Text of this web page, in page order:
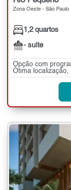
Zona Oeste - São Paulo
1,2 quartos
- suíte
Opção com
Ótima localização,